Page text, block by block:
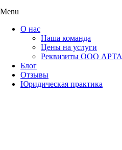
Menu
О нас
Наша команда
Цены на услуги
Реквизиты ООО АРТА
Блог
Отзывы
Юридическая практика